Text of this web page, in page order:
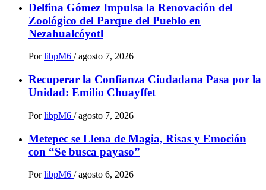
Delfina Gómez Impulsa la Renovación del
Zoológico del Parque del Pueblo en
Nezahualcóyotl
Por libpM6 / agosto 7, 2026
Recuperar la Confianza Ciudadana Pasa por la
Unidad: Emilio Chuayffet
Por libpM6 / agosto 7, 2026
Metepec se Llena de Magia, Risas y Emoción
con “Se busca payaso”
Por libpM6 / agosto 6, 2026